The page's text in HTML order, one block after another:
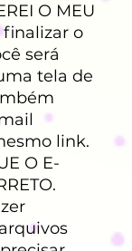
O MEU
finalizar o
será
tela de
link.
O E-